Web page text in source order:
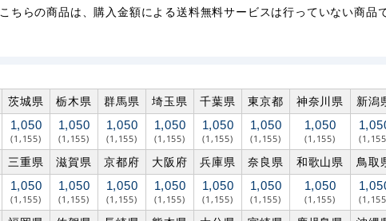
こちらの商品は、購入金額による送料無料サービスは行っていない商品
茨城県 栃木県 群馬県 埼玉県 千葉県 東京都 神奈川県 新潟
1,050
(1,155)
1,050
(1,155)
1,050
(1,155)
1,050
(1,155)
1,050
(1,155)
1,050
(1,155)
1,050
(1,155)
三重県 滋賀県 京都府 大阪府 兵庫県 奈良県 和歌山県 鳥取
1,050
(1,155)
1,050
(1,155)
1,050
(1,155)
1,050
(1,155)
1,050
(1,155)
1,050
(1,155)
1,050
(1,155)